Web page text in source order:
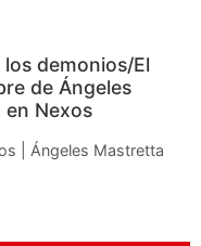
los demonios/El
de Ángeles
Nexos
| Ángeles Mastretta